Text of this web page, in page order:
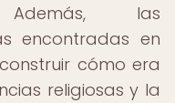
las
encontradas en
cómo era
religiosas y la